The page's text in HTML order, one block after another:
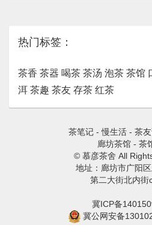
热门标签：
茶香 茶器 喝茶 茶汤 泡茶 茶馆
洱 茶趣 茶友 存茶 红茶
茶笔记-慢生活- 茶
廊坊茶馆- 茶
© 慕彦茶舍 All
地址：廊坊市广阳
第二大街北内街
冀ICP备
冀公网安备